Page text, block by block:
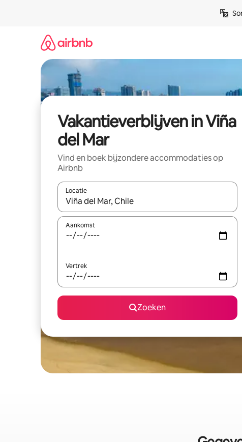
Vakantieverblijven in Viña
del Mar
Vind en boek bijzondere accommodaties op
Airbnb
Locatie
Wanneer er resultaten beschikbaar zijn, maak je
Aankomst
Vertrek
Zoeken